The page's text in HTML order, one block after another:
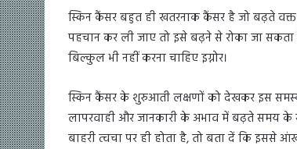
स्किन कैंसर बहुत ही खतरनाक कैंसर है जो बढ़ते
पहचान कर ली जाए तो इसे बढ़ने से रोका जा
बिल्कुल भी नहीं करना चाहिए इग्नोर।
स्किन कैंसर के शुरुआती लक्षणों को देखकर इस
लापरवाही और जानकारी के अभाव में बढ़ते समय
बाहरी त्वचा पर ही होता है, तो बता दें कि इससे